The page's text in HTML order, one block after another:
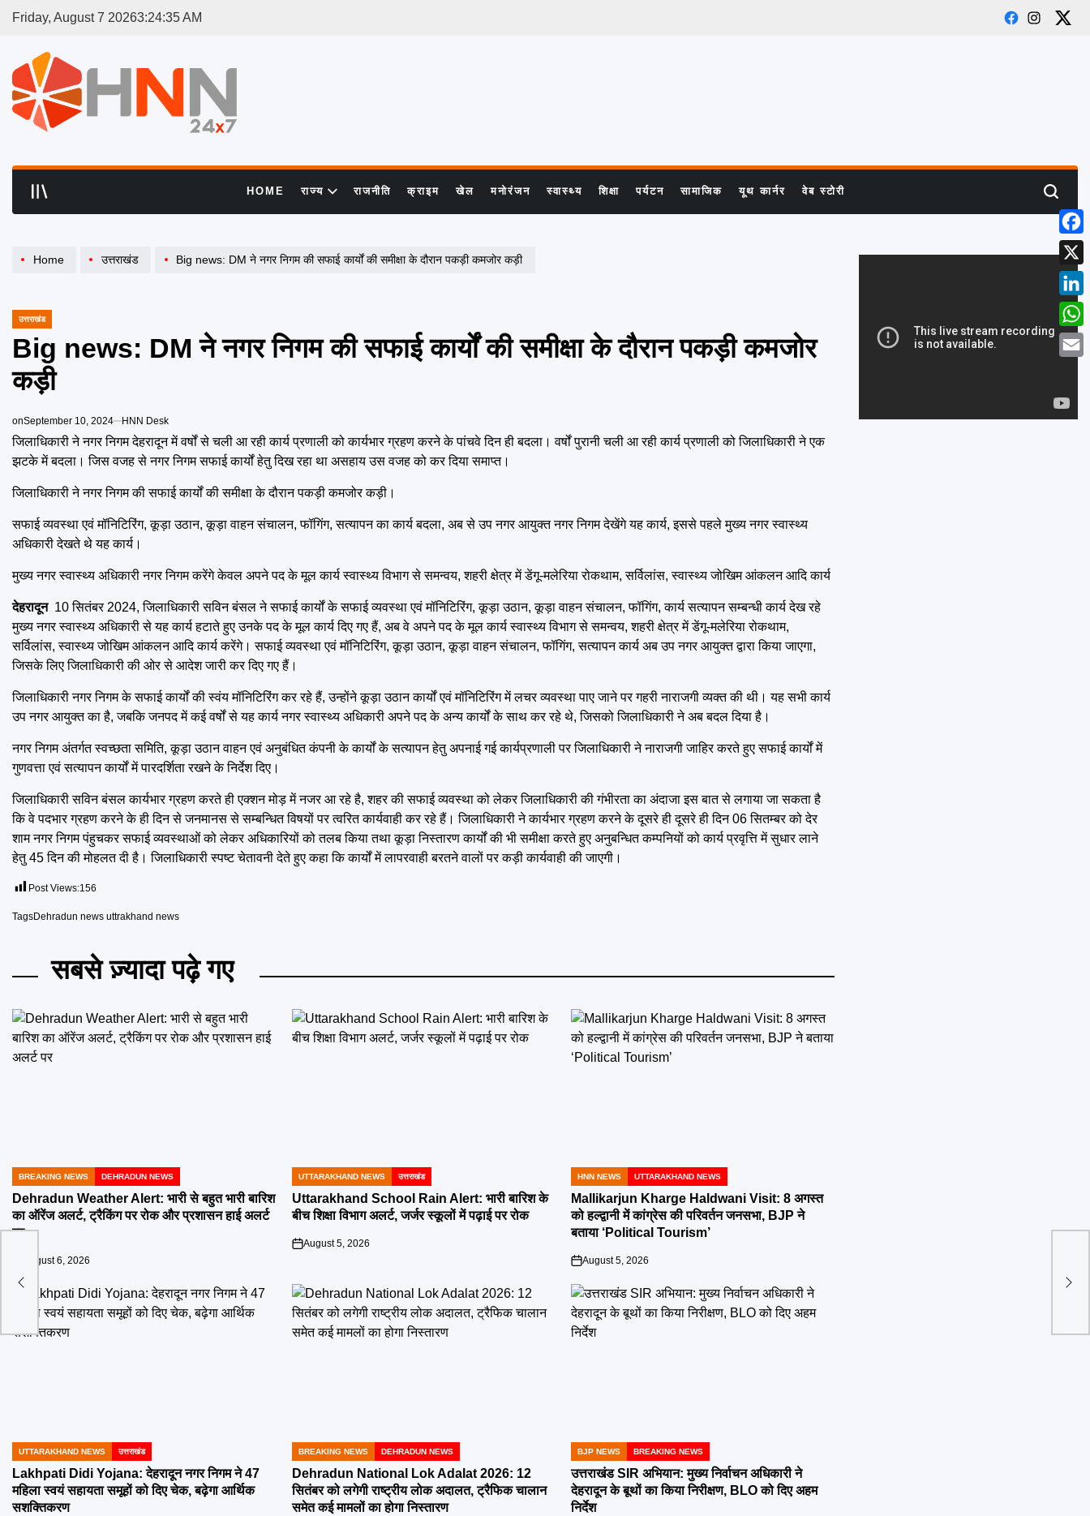
Friday, August 7 20263:24:35AM
Facebook
Instagram
X
HOME राज्य राजनीति क्राइम खेल मनोरंजन स्वास्थ्य शिक्षा पर्यटन सामाजिक यूथ कार्नर वेब स्टोरी Search
Home उत्तराखंड Big news: DM ने नगर निगम की सफाई कार्यों की समीक्षा के दौरान पकड़ी कमजोर कड़ी
POSTED
उत्तराखंड
Big news: DM ने नगर निगम की सफाई कार्यों की समीक्षा के दौरान पकड़ी कमजोर
कड़ी
onSeptember 10, 2024 HNN Desk
जिलाधिकारी ने नगर निगम देहरादून में वर्षों से चली आ रही कार्य प्रणाली को कार्यभार ग्रहण करने के पांचवे दिन ही बदला। वर्षों पुरानी चली आ रही कार्य प्रणाली को जिलाधिकारी ने एक
झटके में बदला। जिस वजह से नगर निगम सफाई कार्यों हेतु दिख रहा था असहाय उस वजह को कर दिया समाप्त।
जिलाधिकारी ने नगर निगम की सफाई कार्यों की समीक्षा के दौरान पकड़ी कमजोर कड़ी।
सफाई व्यवस्था एवं मॉनिटिरिंग, कूड़ा उठान, कूड़ा वाहन संचालन, फॉगिंग, सत्यापन का कार्य बदला, अब से उप नगर आयुक्त नगर निगम देखेंगे यह कार्य, इससे पहले मुख्य नगर स्वास्थ्य
अधिकारी देखते थे यह कार्य।
मुख्य नगर स्वास्थ्य अधिकारी नगर निगम करेंगे केवल अपने पद के मूल कार्य स्वास्थ्य विभाग से समन्वय, शहरी क्षेत्र में डेंगू-मलेरिया रोकथाम, सर्विलांस, स्वास्थ्य जोखिम आंकलन आदि कार्य
देहरादून10 सितंबर 2024, जिलाधिकारी सविन बंसल ने सफाई कार्यों के सफाई व्यवस्था एवं मॉनिटिरिंग, कूड़ा उठान, कूड़ा वाहन संचालन, फॉगिंग, कार्य सत्यापन सम्बन्धी कार्य देख रहे
मुख्य नगर स्वास्थ्य अधिकारी से यह कार्य हटाते हुए उनके पद के मूल कार्य दिए गए हैं, अब वे अपने पद के मूल कार्य स्वास्थ्य विभाग से समन्वय, शहरी क्षेत्र में डेंगू-मलेरिया रोकथाम,
सर्विलांस, स्वास्थ्य जोखिम आंकलन आदि कार्य करेंगे। सफाई व्यवस्था एवं मॉनिटिरिंग, कूड़ा उठान, कूड़ा वाहन संचालन, फॉगिंग, सत्यापन कार्य अब उप नगर आयुक्त द्वारा किया जाएगा,
जिसके लिए जिलाधिकारी की ओर से आदेश जारी कर दिए गए हैं।
जिलाधिकारी नगर निगम के सफाई कार्यों की स्वंय मॉनिटिरिंग कर रहे हैं, उन्होंने कूड़ा उठान कार्यों एवं मॉनिटिरिंग में लचर व्यवस्था पाए जाने पर गहरी नाराजगी व्यक्त की थी। यह सभी कार्य
उप नगर आयुक्त का है, जबकि जनपद में कई वर्षों से यह कार्य नगर स्वास्थ्य अधिकारी अपने पद के अन्य कार्यों के साथ कर रहे थे, जिसको जिलाधिकारी ने अब बदल दिया है।
नगर निगम अंतर्गत स्वच्छता समिति, कूड़ा उठान वाहन एवं अनुबंधित कंपनी के कार्यों के सत्यापन हेतु अपनाई गई कार्यप्रणाली पर जिलाधिकारी ने नाराजगी जाहिर करते हुए सफाई कार्यों में
गुणवत्ता एवं सत्यापन कार्यों में पारदर्शिता रखने के निर्देश दिए।
जिलाधिकारी सविन बंसल कार्यभार ग्रहण करते ही एक्शन मोड़ में नजर आ रहे है, शहर की सफाई व्यवस्था को लेकर जिलाधिकारी की गंभीरता का अंदाजा इस बात से लगाया जा सकता है
कि वे पदभार ग्रहण करने के ही दिन से जनमानस से सम्बन्धित विषयों पर त्वरित कार्यवाही कर रहे हैं। जिलाधिकारी ने कार्यभार ग्रहण करने के दूसरे ही दूसरे ही दिन 06 सितम्बर को देर
शाम नगर निगम पंहुचकर सफाई व्यवस्थाओं को लेकर अधिकारियों को तलब किया तथा कूड़ा निस्तारण कार्यों की भी समीक्षा करते हुए अनुबन्धित कम्पनियों को कार्य प्रवृत्ति में सुधार लाने
हेतु 45 दिन की मोहलत दी है। जिलाधिकारी स्पष्ट चेतावनी देते हुए कहा कि कार्यों में लापरवाही बरतने वालों पर कड़ी कार्यवाही की जाएगी।
Post Views:156
TagsDehradun news uttrakhand news
सबसे ज़्यादा पढ़े गए
POSTED
IN
BREAKING NEWS DEHRADUN NEWS
Dehradun Weather Alert: भारी से बहुत भारी बारिश
का ऑरेंज अलर्ट, ट्रैकिंग पर रोक और प्रशासन हाई अलर्ट
पर
August 6, 2026
POSTED
IN
UTTARAKHAND NEWS उत्तराखंड
Uttarakhand School Rain Alert: भारी बारिश के
बीच शिक्षा विभाग अलर्ट, जर्जर स्कूलों में पढ़ाई पर रोक
on
August 5, 2026
POSTED
IN
HNN NEWS UTTARAKHAND NEWS
Mallikarjun Kharge Haldwani Visit: 8 अगस्त
को हल्द्वानी में कांग्रेस की परिवर्तन जनसभा, BJP ने
बताया ‘Political Tourism’
on
August 5, 2026
POSTED
IN
UTTARAKHAND NEWS उत्तराखंड
Lakhpati Didi Yojana: देहरादून नगर निगम ने 47
महिला स्वयं सहायता समूहों को दिए चेक, बढ़ेगा आर्थिक
सशक्तिकरण
POSTED
IN
BREAKING NEWS DEHRADUN NEWS
Dehradun National Lok Adalat 2026: 12
सितंबर को लगेगी राष्ट्रीय लोक अदालत, ट्रैफिक चालान
समेत कई मामलों का होगा निस्तारण
POSTED
IN
BJP NEWS BREAKING NEWS
उत्तराखंड SIR अभियान: मुख्य निर्वाचन अधिकारी ने
देहरादून के बूथों का किया निरीक्षण, BLO को दिए अहम
निर्देश
X